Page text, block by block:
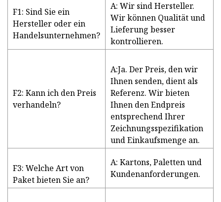
F1: Sind Sie ein
Hersteller oder ein
Handelsunternehmen?
A: Wir sind Hersteller.
Wir können Qualität und
Lieferung besser
kontrollieren.
F2: Kann ich den Preis
verhandeln?
A:Ja. Der Preis, den wir
Ihnen senden, dient als
Referenz. Wir bieten
Ihnen den Endpreis
entsprechend Ihrer
Zeichnungsspezifikation
und Einkaufsmenge an.
F3: Welche Art von
Paket bieten Sie an?
A: Kartons, Paletten und
Kundenanforderungen.